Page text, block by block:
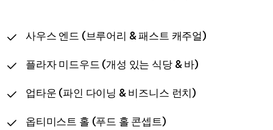
사우스 엔드 (브루어리 & 패스트 캐주얼)
플라자 미드우드 (개성 있는 식당 & 바)
업타운 (파인 다이닝 & 비즈니스 런치)
옵티미스트 홀 (푸드 홀 콘셉트)